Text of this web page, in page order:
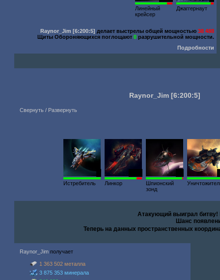
Линейный
крейсер
Джаггернаут
Raynor_Jim [6:200:5] делает выстрелы общей мощностью38 488
Щиты Обороняющихся поглощают0 разрушительной мощности.
Подробности
Raynor_Jim [6:200:5]
Свернуть / Развернуть
Истребитель
Линкор
Шпионский
зонд
Атакующий выиграл
Шанс
Теперь на данных пространственных
Raynor_Jim получает
1 363 502 металла
3 875 353 минерала